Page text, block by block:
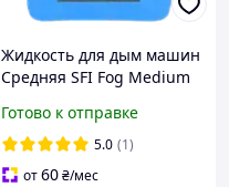
Жидкость для дым машин
Средняя SFI Fog Medium
Готово к отправке
5.0 (1)
от60₴/мес